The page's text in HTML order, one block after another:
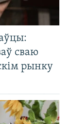
сваю
рынку